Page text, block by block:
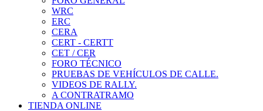
WRC
ERC
CERA
CERT - CERTT
CET / CER
FORO TÉCNICO
PRUEBAS DE VEHÍCULOS DE CALLE.
VIDEOS DE RALLY.
A CONTRATRAMO
TIENDA ONLINE